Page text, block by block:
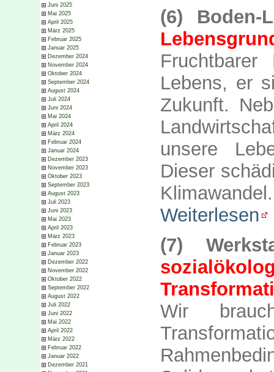
Juni 2025
Mai 2025
April 2025
März 2025
Februar 2025
Januar 2025
Dezember 2024
November 2024
Oktober 2024
September 2024
August 2024
Juli 2024
Juni 2024
Mai 2024
April 2024
März 2024
Februar 2024
Januar 2024
Dezember 2023
November 2023
Oktober 2023
September 2023
August 2023
Juli 2023
Juni 2023
Mai 2023
April 2023
März 2023
Februar 2023
Januar 2023
Dezember 2022
November 2022
Oktober 2022
September 2022
August 2022
Juli 2022
Juni 2022
Mai 2022
April 2022
März 2022
Februar 2022
Januar 2022
Dezember 2021
(6) Boden-
Lebens, er
Zukunft.
unsere
Dieser
Klimawandel.
Weiterlesen
(7)
Wir